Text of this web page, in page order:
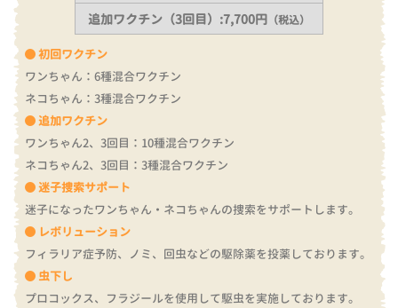
初回ワクチン
ワンちゃん：6種混合ワクチン
ネコちゃん：3種混合ワクチン
追加ワクチン
ワンちゃん2、3回目：10種混合ワクチン
ネコちゃん2、3回目：3種混合ワクチン
迷子捜索サポート
迷子になったワンちゃん・ネコちゃんの捜索をサポートします。
レボリューション
フィラリア症予防、ノミ、回虫などの駆除薬を投薬しております。
虫下し
プロコックス、フラジールを使用して駆虫を実施しております。
追加ワクチン（3回目）:7,700円 （税込）